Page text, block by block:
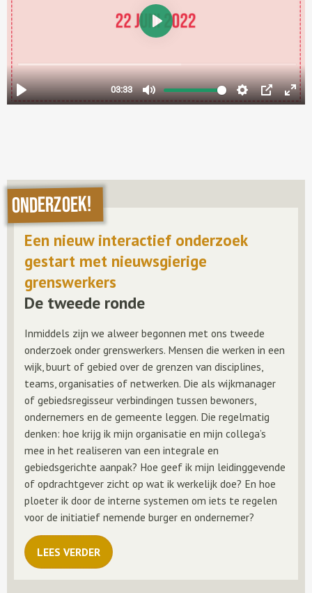
ONDERZOEK!
Een nieuw interactief onderzoek
gestart met nieuwsgierige
grenswerkers
De tweede ronde
Inmiddels zijn we alweer begonnen met ons tweede
onderzoek onder grenswerkers. Mensen die werken in een
wijk, buurt of gebied over de grenzen van disciplines,
teams, organisaties of netwerken. Die als wijkmanager
of gebiedsregisseur verbindingen tussen bewoners,
ondernemers en de gemeente leggen. Die regelmatig
denken: hoe krijg ik mijn organisatie en mijn collega’s
mee in het realiseren van een integrale en
gebiedsgerichte aanpak? Hoe geef ik mijn leidinggevende
of opdrachtgever zicht op wat ik werkelijk doe? En hoe
ploeter ik door de interne systemen om iets te regelen
voor de initiatief nemende burger en ondernemer?
LEES VERDER